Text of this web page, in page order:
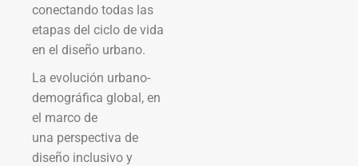
conectando todas las
etapas del ciclo de vida
en el diseño urbano.
La evolución urbano-
demográfica global, en
el marco de
una perspectiva de
diseño inclusivo y